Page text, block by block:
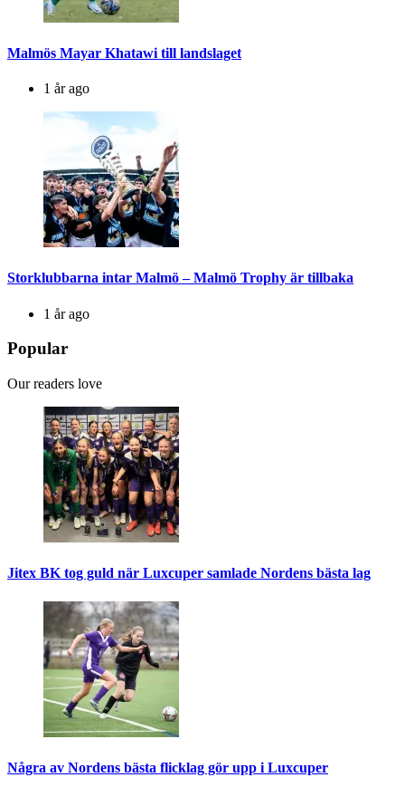
Malmös Mayar Khatawi till landslaget
1 år ago
Storklubbarna intar Malmö – Malmö Trophy är tillbaka
1 år ago
Popular
Our readers love
Jitex BK tog guld när Luxcuper samlade Nordens bästa lag
Några av Nordens bästa flicklag gör upp i Luxcuper